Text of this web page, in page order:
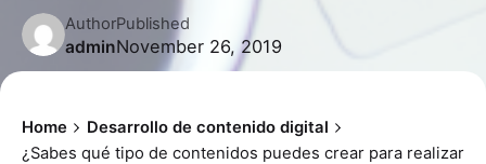
Author
admin
Published
November 26, 2019
Home
Desarrollo de contenido digital
¿Sabes qué tipo de contenidos puedes crear para realizar